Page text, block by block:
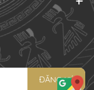
ĐĂNG KÝ